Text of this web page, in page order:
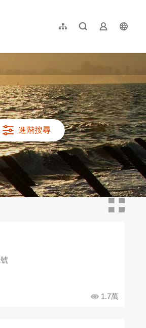
網站導覽全文檢索業者登入
简体中文
日本語
한국어
進階搜尋
1.7萬